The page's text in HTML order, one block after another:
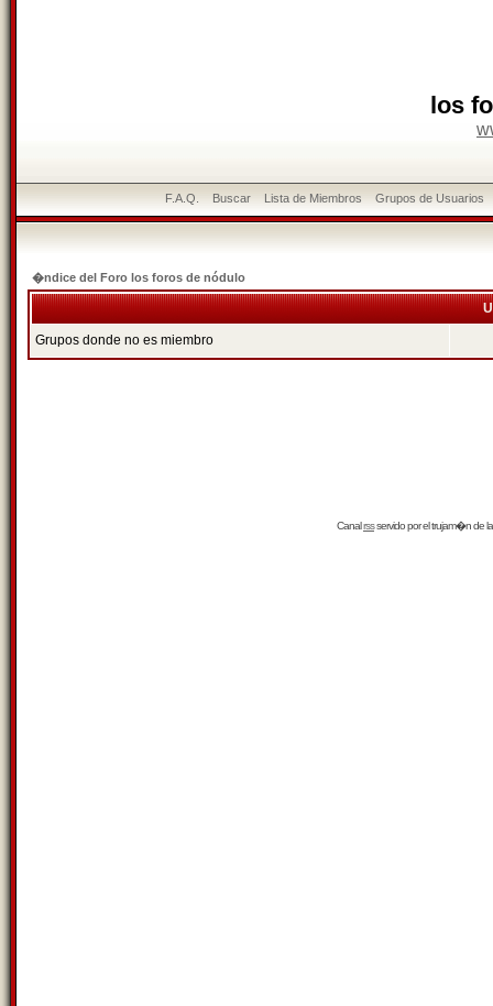
los
F.A.Q. Buscar Lista de Miembros Grupos de Usuarios
�ndice del Foro los foros de nódulo
Grupos donde no es miembro
Canalrssservido por eltrujam�nde